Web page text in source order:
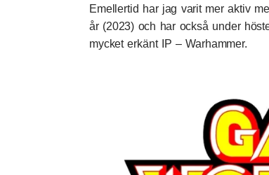
Emellertid har jag varit mer aktiv
år (2023) och har också under
mycket erkänt IP – Warhammer.